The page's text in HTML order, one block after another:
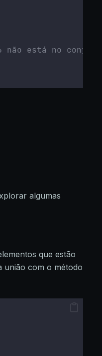
está no conjunto
algumas
que estão
união com o método